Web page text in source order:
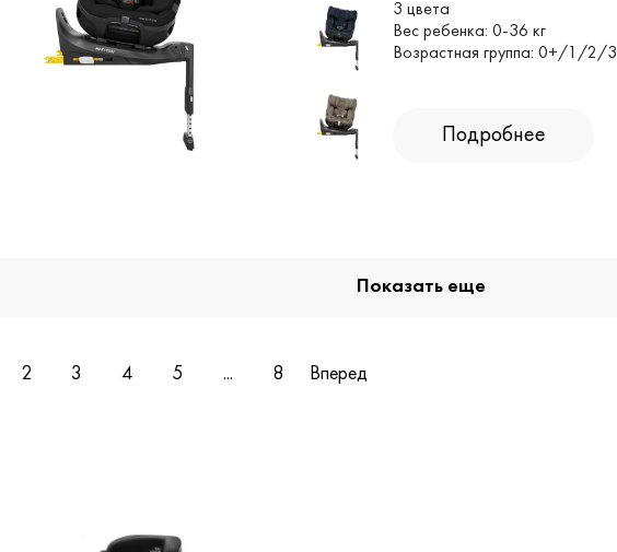
3 цвета
Вес ребенка: 0-36 кг
Возрастная группа: 0+/1/2/3
Подробнее
Показать еще
2 3 4 5 ... 8 Вперед